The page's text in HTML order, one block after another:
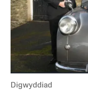
Digwyddiad